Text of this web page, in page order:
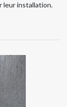
leur installation.